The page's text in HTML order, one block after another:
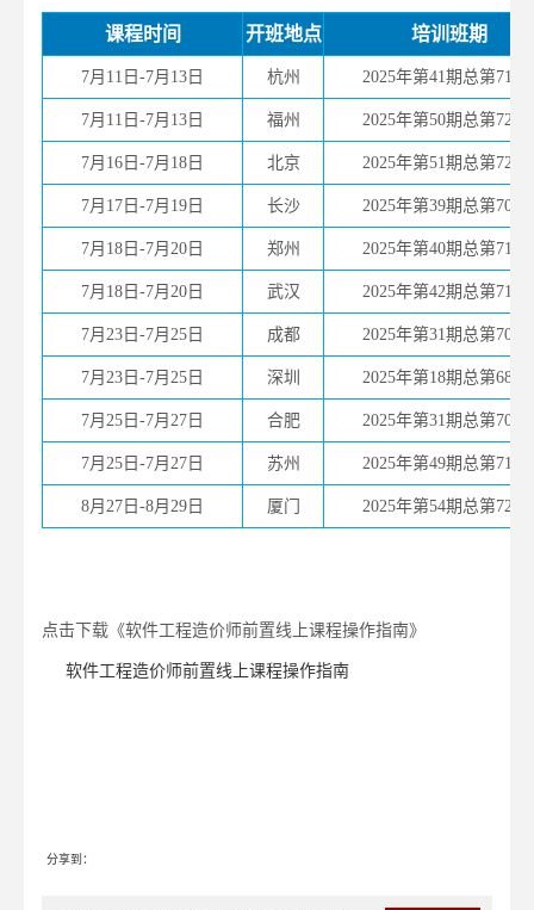
课程时间 开班地点 培训班期
7月11日-7月13日 杭州 2025年第41期总第711
7月11日-7月13日 福州 2025年第50期总第720
7月16日-7月18日 北京 2025年第51期总第721
7月17日-7月19日 长沙 2025年第39期总第709
7月18日-7月20日 郑州 2025年第40期总第710
7月18日-7月20日 武汉 2025年第42期总第712
7月23日-7月25日 成都 2025年第31期总第701
7月23日-7月25日 深圳 2025年第18期总第688
7月25日-7月27日 合肥 2025年第31期总第707
7月25日-7月27日 苏州 2025年第49期总第719
8月27日-8月29日 厦门 2025年第54期总第724
点击下载《软件工程造价师前置线上课程操作指南》
软件工程造价师前置线上课程操作指南
分享到：